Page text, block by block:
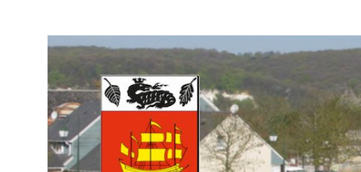
contenu